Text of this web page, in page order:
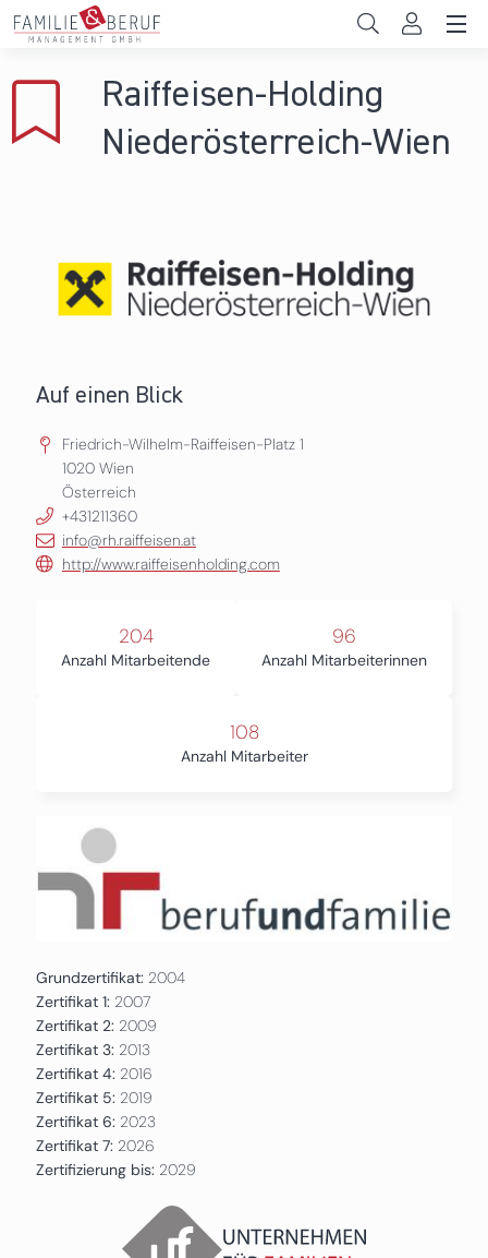
Direkt zum Inhalt
Gemeinden
Das sind wir
Raiffeisen-Holding
Niederösterreich-Wien
Auf einen Blick
Friedrich-Wilhelm-Raiffeisen-Platz 1
1020 Wien
Österreich
+431211360
info@rh.raiffeisen.at
http://www.raiffeisenholding.com
204
Anzahl Mitarbeitende
96
Anzahl Mitarbeiterinnen
108
Anzahl Mitarbeiter
Grundzertifikat: 2004
Zertifikat 1: 2007
Zertifikat 2: 2009
Zertifikat 3: 2013
Zertifikat 4: 2016
Zertifikat 5: 2019
Zertifikat 6: 2023
Zertifikat 7: 2026
Zertifizierung bis: 2029